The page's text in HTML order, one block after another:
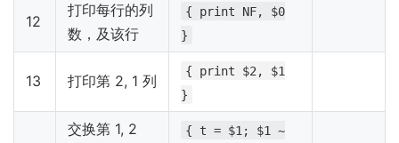
12
打印每行的列
数，及该行
{ print NF, $0
}
13 打印第 2, 1 列
{ print $2, $1
}
交换第 1, 2
{ t = $1; $1 ~